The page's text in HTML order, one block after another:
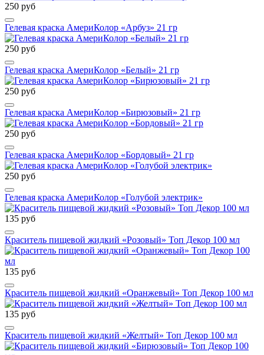
250 руб
Гелевая краска АмериКолор «Арбуз» 21 гр
250 руб
Гелевая краска АмериКолор «Белый» 21 гр
250 руб
Гелевая краска АмериКолор «Бирюзовый» 21 гр
250 руб
Гелевая краска АмериКолор «Бордовый» 21 гр
250 руб
Гелевая краска АмериКолор «Голубой электрик»
135 руб
Краситель пищевой жидкий «Розовый» Топ Декор 100 мл
135 руб
Краситель пищевой жидкий «Оранжевый» Топ Декор 100 мл
135 руб
Краситель пищевой жидкий «Желтый» Топ Декор 100 мл